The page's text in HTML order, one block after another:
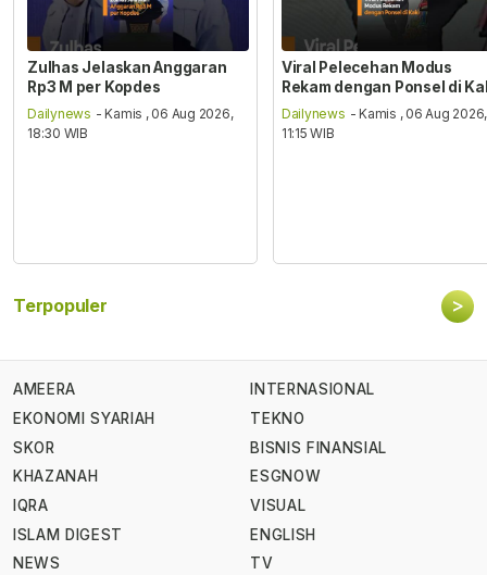
Zulhas Jelaskan Anggaran
Rp3 M per Kopdes
Dailynews - Kamis , 06 Aug 2026,
18:30 WIB
Viral Pelecehan Modus
Rekam dengan Ponsel di
Dailynews - Kamis , 06 Aug 2026,
11:15 WIB
Terpopuler >
AMEERA
EKONOMI SYARIAH
SKOR
KHAZANAH
IQRA
ISLAM DIGEST
NEWS
INTERNASIONAL
TEKNO
BISNIS FINANSIAL
ESGNOW
VISUAL
ENGLISH
TV